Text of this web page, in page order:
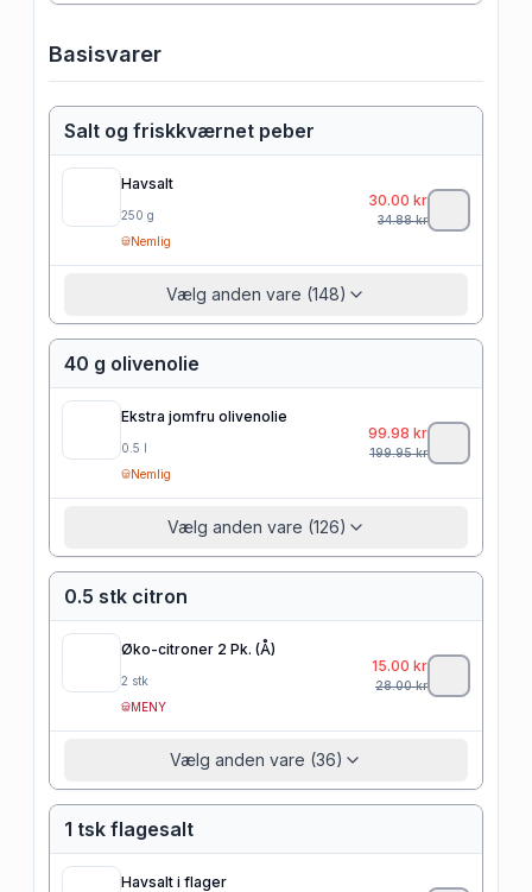
Basisvarer
Salt og friskkværnet peber
Havsalt
250 g
Nemlig
30.00 kr
34.88kr
Vælg anden vare (148)
40 g olivenolie
Ekstra jomfru olivenolie
0.5 l
Nemlig
99.98 kr
199.95kr
Vælg anden vare (126)
0.5 stk citron
Øko-citroner 2 Pk. (Å)
2 stk
MENY
15.00 kr
28.00kr
Vælg anden vare (36)
1 tsk flagesalt
Havsalt i flager